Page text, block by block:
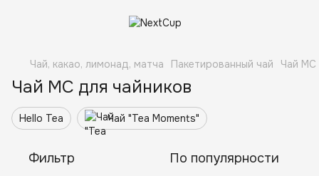
Чай, какао, лимонад, матча Пакетированный чай Чай МС
Чай МС для чайников
Hello Tea Чай "Tea Moments"
Фильтр По популярности